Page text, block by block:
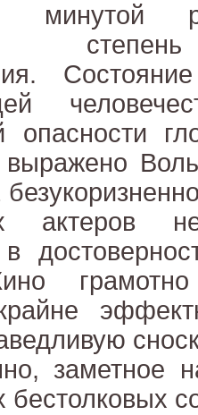
опасности
выражено
актеров
в
грамотно
заметное
бестолковых